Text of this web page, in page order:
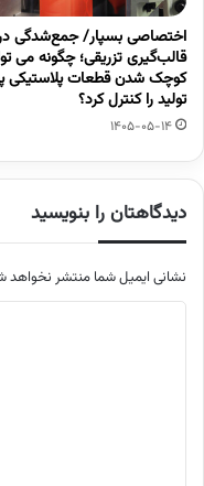
اختصاصی بسپار/ جمع‌شدگی
قالب‌گیری تزریقی؛ چگونه می
کوچک شدن قطعات پلاستیکی
تولید را کنترل کرد؟
1405-05-14
دیدگاهتان را بنویسید
نشانی ایمیل شما منتشر نخواهد